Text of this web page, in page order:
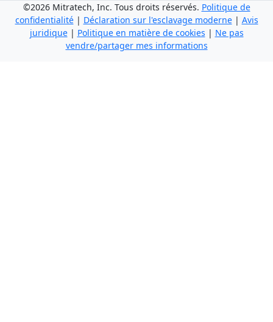
©2026 Mitratech, Inc. Tous droits réservés. Politique de
confidentialité| Déclaration sur l'esclavage moderne| Avis
juridique| Politique en matière de cookies | Ne pas
vendre/partager mes informations